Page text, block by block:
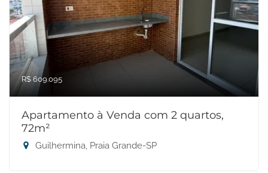
R$ 609.095
Apartamento à Venda com 2 quartos,
72m²
Guilhermina, Praia Grande-SP